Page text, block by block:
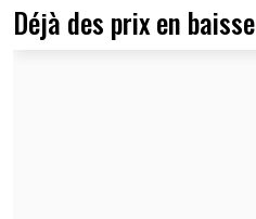
Déjà des prix en baisse